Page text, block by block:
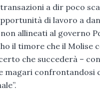
a dir poco
di lavoro a
allineati al governo
il timore che il Molise
che succederà –
magari